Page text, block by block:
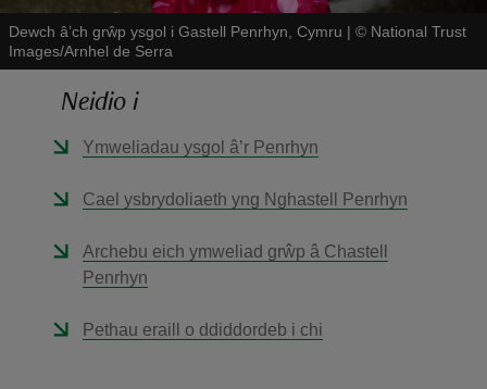
Dewch â’ch grŵp ysgol i Gastell Penrhyn, Cymru | © National Trust
Images/Arnhel de Serra
Neidio i
Ymweliadau ysgol â’r Penrhyn
Cael ysbrydoliaeth yng Nghastell Penrhyn
Archebu eich ymweliad grŵp â Chastell
Penrhyn
Pethau eraill o ddiddordeb i chi